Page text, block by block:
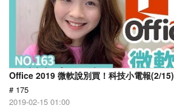
Office 2019 微軟說別買！科技小電報(2/15)
# 175
2019-02-15 01:00